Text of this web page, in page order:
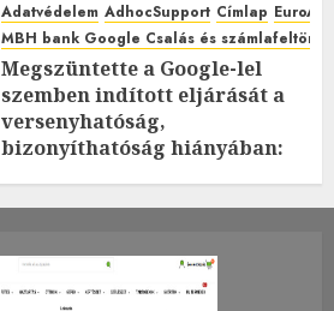
Adatvédelem AdhocSupport Címlap
MBH bank Google Csalás és
Megszüntette a Google-lel
szemben indított eljárását a
versenyhatóság,
bizonyíthatóság hiányában:
2026.JÚLIUS.23. CSÜTÖRTÖK.
0